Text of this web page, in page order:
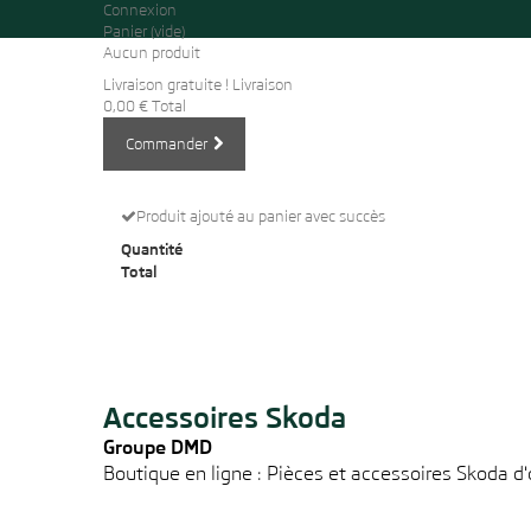
Connexion
Panier (vide)
Aucun produit
Livraison gratuite ! Livraison
0,00 € Total
Commander
Produit ajouté au panier avec succès
Quantité
Total
Accessoires Skoda
Groupe DMD
Boutique en ligne : Pièces et accessoires Skoda